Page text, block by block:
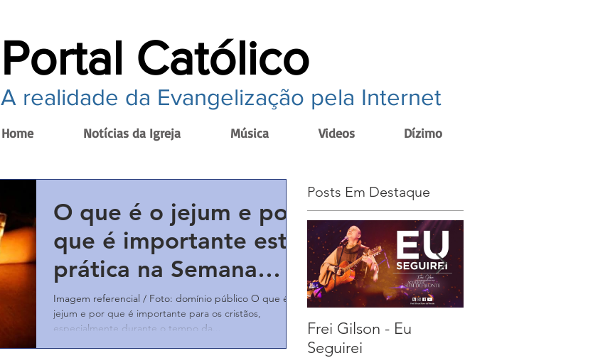
Portal Católico
A realidade da Evangelização pela Internet
Home Notícias da Igreja Música Videos Dízimo
O que é o jejum e por
que é importante esta
prática na Semana
Santa?
Imagem referencial / Foto: domínio público O que é o
jejum e por que é importante para os cristãos,
especialmente durante o tempo da...
Posts Em Destaque
Frei Gilson - Eu
Seguirei